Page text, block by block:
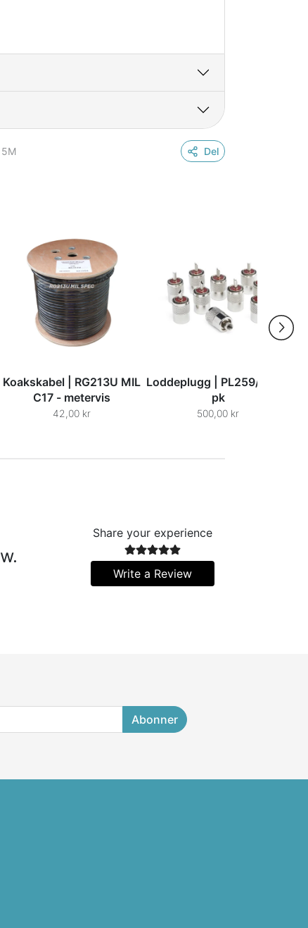
5M Del
Koakskabel | RG213U MIL
C17 - metervis
42,00 kr
Loddeplugg | PL259/7 - 10
pk
500,00 kr
Share your experience
Write a Review
Abonner